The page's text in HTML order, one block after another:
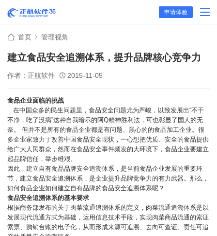
申请体验
首页 管理视角
建立食品安全追溯体系，提升品牌核心竞争力
作者：正航软件 2015-11-05
食品企业面临的挑战
在中国众多的民生问题里，食品安全问题尤为严峻，以致发展出“不干
不净，吃了没病”这种自我暗示的阿Q精神胜利法，可也彰显了国人的无
奈。 但并不是所有的食品企业都是有问题、黑心的的食品加工企业。很
多企业家致力于改善中国食品安全现状，一心想把优质、安全的食品提供
给广大人民群众，然而在食品安全事件频发的大环境下，食品企业要建立
起品牌信任，举步维艰。
因此，建立自有食品品牌安全追溯体系，是当前食品企业发展的重要环
节，建立食品安全追溯体系，是企业提升品牌竞争力的有力武器。那么，
如何食品企业如何建立自有品牌的食品安全追溯体系呢？
食品安全追溯体系的基本要求
根据商务部发布的关于肉菜流通追溯体系的定义，肉菜流通追溯体系是以
发展现代流通方式为基础，运用信息技术手段，实现肉菜商品流通的索证
索票、购销台账的电子化，从而形成来源可追溯、去向可查证、责任可追